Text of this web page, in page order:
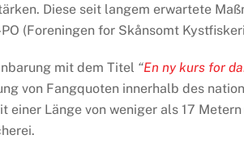
Diese seit langem erwartete
(Foreningen for Skånsomt
mit dem Titel “En ny kurs for
von Fangquoten innerhalb des
einer Länge von weniger als 17